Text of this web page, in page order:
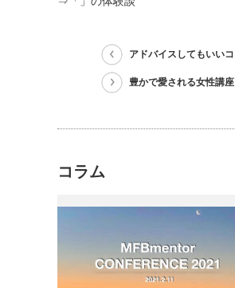
アドバイスしてもいい
豊かで愛される女性講座
コラム